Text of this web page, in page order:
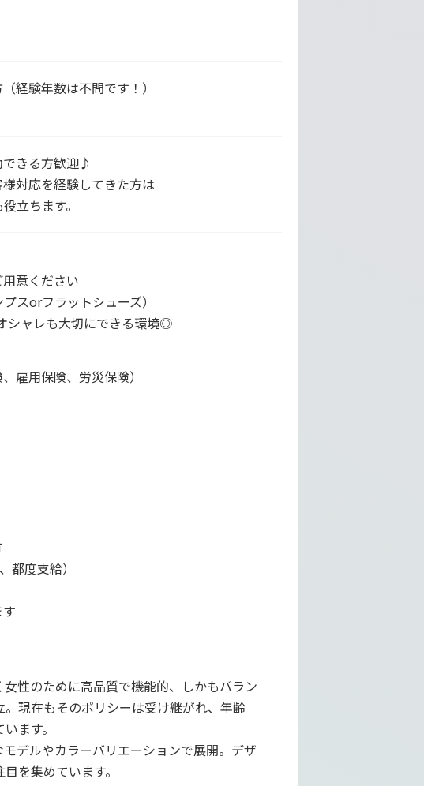
経験年数は不問です！）
きる方歓迎♪
対応を経験してきた方は
立ちます。
意ください
スorフラットシューズ）
シャレも大切にできる環境◎
雇用保険、労災保険）
度支給）
性のために高品質で機能的、しかもバラン
現在もそのポリシーは受け継がれ、年齢
ます。
デルやカラーバリエーションで展開。デザ
を集めています。